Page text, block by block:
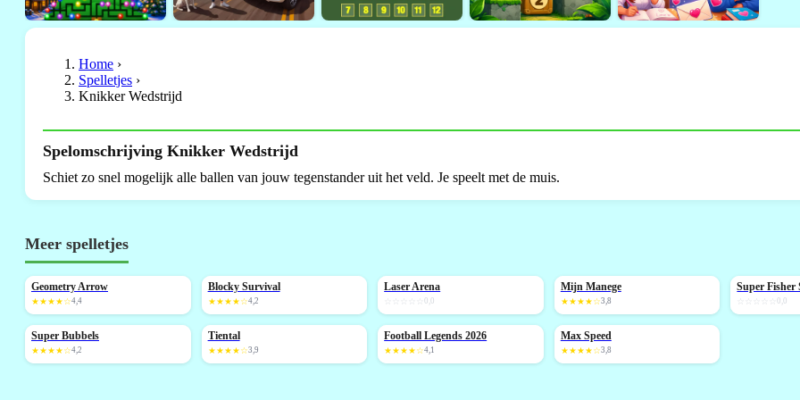
Home ›
Spelletjes ›
Knikker Wedstrijd
Spelomschrijving Knikker Wedstrijd
Schiet zo snel mogelijk alle ballen van jouw tegenstander uit het veld. Je speelt met de muis.
Meer spelletjes
NIEUW
Geometry Arrow
★★★★☆4,4
NIEUW
Blocky Survival
★★★★☆4,2
NIEUW
Laser Arena
☆☆☆☆☆0,0
Mijn Manege
★★★★☆3,8
NIEUW
Super Fisher
☆☆☆☆☆0,0
Super Bubbels
★★★★☆4,2
NIEUW
Tiental
★★★★☆3,9
NIEUW
Football Legends 2026
★★★★☆4,1
NIEUW
Max Speed
★★★★☆3,8